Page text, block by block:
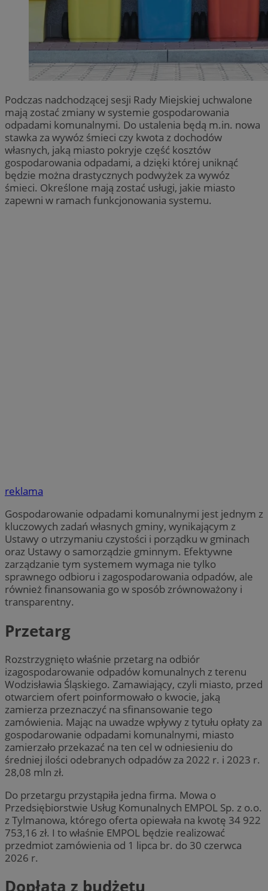
Podczas nadchodzącej sesji Rady Miejskiej uchwalone
mają zostać zmiany w systemie gospodarowania
odpadami komunalnymi. Do ustalenia będą m.in. nowa
stawka za wywóz śmieci czy kwota z dochodów
własnych, jaką miasto pokryje część kosztów
gospodarowania odpadami, a dzięki której uniknąć
będzie można drastycznych podwyżek za wywóz
śmieci. Określone mają zostać usługi, jakie miasto
zapewni w ramach funkcjonowania systemu.
reklama
Gospodarowanie odpadami komunalnymi jest jednym z
kluczowych zadań własnych gminy, wynikającym z
Ustawy o utrzymaniu czystości i porządku w gminach
oraz Ustawy o samorządzie gminnym. Efektywne
zarządzanie tym systemem wymaga nie tylko
sprawnego odbioru i zagospodarowania odpadów, ale
również finansowania go w sposób zrównoważony i
transparentny.
Przetarg
Rozstrzygnięto właśnie przetarg na odbiór
izagospodarowanie odpadów komunalnych z terenu
Wodzisławia Śląskiego. Zamawiający, czyli miasto, przed
otwarciem ofert poinformowało o kwocie, jaką
zamierza przeznaczyć na sfinansowanie tego
zamówienia. Mając na uwadze wpływy z tytułu opłaty za
gospodarowanie odpadami komunalnymi, miasto
zamierzało przekazać na ten cel w odniesieniu do
średniej ilości odebranych odpadów za 2022 r. i 2023 r.
28,08 mln zł.
Do przetargu przystąpiła jedna firma. Mowa o
Przedsiębiorstwie Usług Komunalnych EMPOL Sp. z o.o.
z Tylmanowa, którego oferta opiewała na kwotę 34 922
753,16 zł. I to właśnie EMPOL będzie realizować
przedmiot zamówienia od 1 lipca br. do 30 czerwca
2026 r.
Dopłata z budżetu